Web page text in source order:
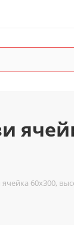
ячейка 60x300,